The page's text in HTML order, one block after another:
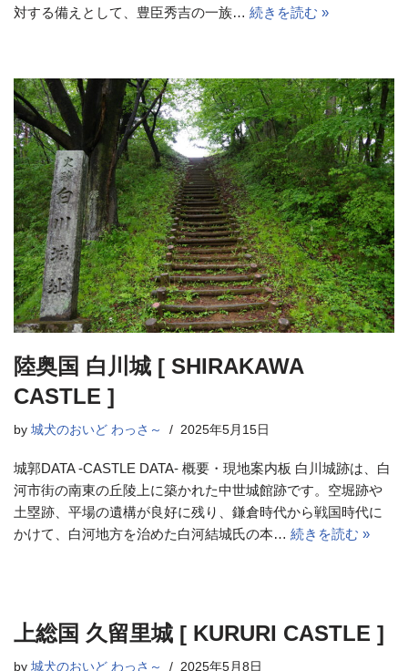
対する備えとして、豊臣秀吉の一族… 続きを読む »
陸奥国 白川城 [ SHIRAKAWA
CASTLE ]
by 城犬のおいど わっさ～ 2025年5月15日
城郭DATA -CASTLE DATA- 概要・現地案内板 白川城跡は、白
河市街の南東の丘陵上に築かれた中世城館跡です。空堀跡や
土塁跡、平場の遺構が良好に残り、鎌倉時代から戦国時代に
かけて、白河地方を治めた白河結城氏の本… 続きを読む »
上総国 久留里城 [ KURURI CASTLE ]
by 城犬のおいど わっさ～ 2025年5月8日